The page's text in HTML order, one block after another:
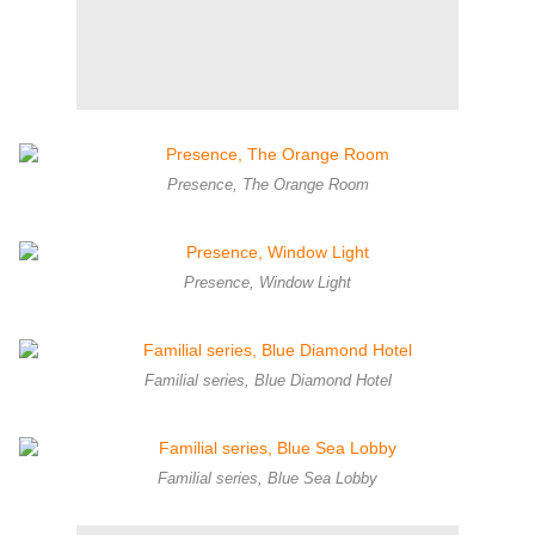
Presence, The Orange Room
Presence, Window Light
Familial series, Blue Diamond Hotel
Familial series, Blue Sea Lobby